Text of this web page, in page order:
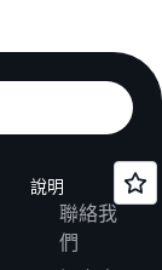
說明
聯絡我
們